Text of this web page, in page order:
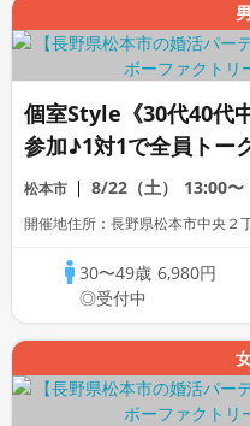
個室Style《30代40代
参加♪1対1で全員トー
活パーティー
松本市 8/22（土） 13:00〜
開催地住所：長野県松本市中央
30〜49歳 6,980円
◎受付中